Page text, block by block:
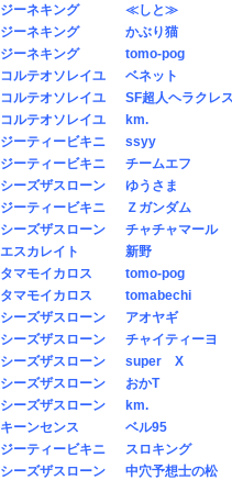
ジーネキング
≪しと≫
ジーネキング
かぶり猫
ジーネキング
tomo-pog
コルテオソレイユ
ベネット
コルテオソレイユ
SF超人ヘラクレ
コルテオソレイユ
km.
ジーティービキニ
ssyy
ジーティービキニ
チームエフ
シーズザスローン
ゆうさま
ジーティービキニ
Ｚガンダム
シーズザスローン
チャチャマール
エスカレイト
新野
タマモイカロス
tomo-pog
タマモイカロス
tomabechi
シーズザスローン
アオヤギ
シーズザスローン
チャイティーヨ
シーズザスローン
super X
シーズザスローン
おかT
シーズザスローン
km.
キーンセンス
ベル95
ジーティービキニ
スロキング
シーズザスローン
中穴予想士の松